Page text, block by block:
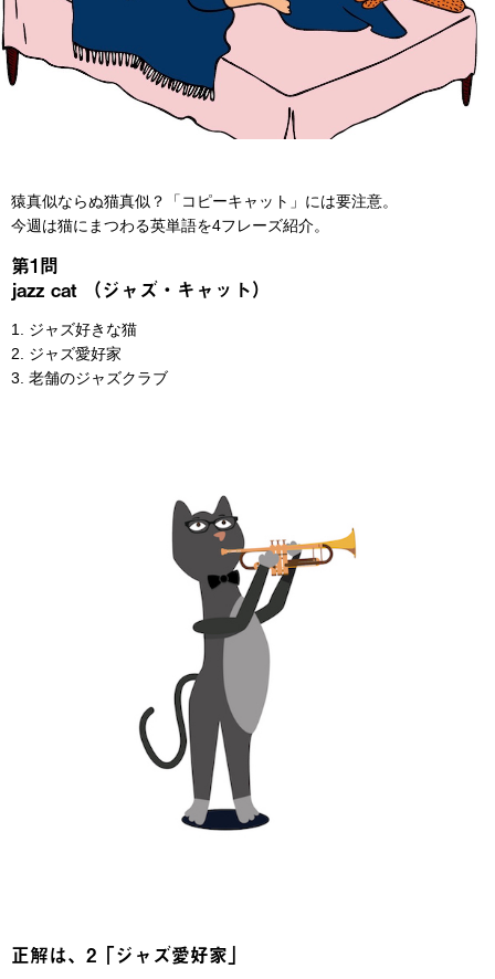
猿真似ならぬ猫真似？「コピーキャット」には要注意。
今週は猫にまつわる英単語を4フレーズ紹介。
第1問
jazz cat （ジャズ・キャット）
1. ジャズ好きな猫
2. ジャズ愛好家
3. 老舗のジャズクラブ
正解は、2「ジャズ愛好家」